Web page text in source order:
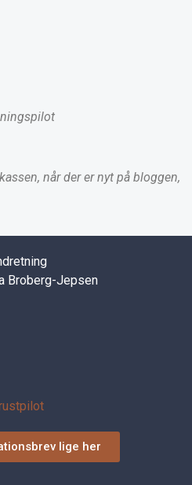
når der er nyt på bloggen,
Broberg-Jepsen
lige her